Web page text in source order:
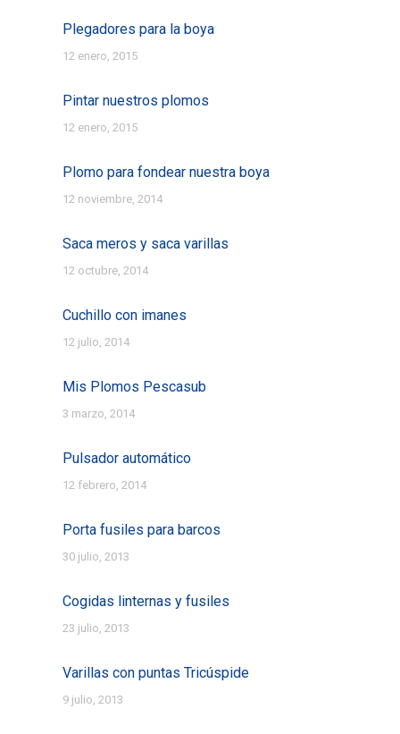
Plegadores para la boya
12 enero, 2015
Pintar nuestros plomos
12 enero, 2015
Plomo para fondear nuestra boya
12 noviembre, 2014
Saca meros y saca varillas
12 octubre, 2014
Cuchillo con imanes
12 julio, 2014
Mis Plomos Pescasub
3 marzo, 2014
Pulsador automático
12 febrero, 2014
Porta fusiles para barcos
30 julio, 2013
Cogidas linternas y fusiles
23 julio, 2013
Varillas con puntas Tricúspide
9 julio, 2013